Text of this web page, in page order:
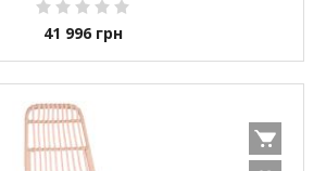
41 996 грн